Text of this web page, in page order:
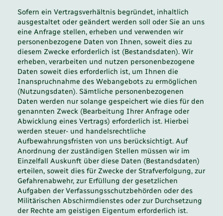
Sofern ein Vertragsverhältnis begründet, inhaltlich
ausgestaltet oder geändert werden soll oder Sie an uns
eine Anfrage stellen, erheben und verwenden wir
personenbezogene Daten von Ihnen, soweit dies zu
diesem Zwecke erforderlich ist (Bestandsdaten). Wir
erheben, verarbeiten und nutzen personenbezogene
Daten soweit dies erforderlich ist, um Ihnen die
Inanspruchnahme des Webangebots zu ermöglichen
(Nutzungsdaten). Sämtliche personenbezogenen
Daten werden nur solange gespeichert wie dies für den
genannten Zweck (Bearbeitung Ihrer Anfrage oder
Abwicklung eines Vertrags) erforderlich ist. Hierbei
werden steuer- und handelsrechtliche
Aufbewahrungsfristen von uns berücksichtigt. Auf
Anordnung der zuständigen Stellen müssen wir im
Einzelfall Auskunft über diese Daten (Bestandsdaten)
erteilen, soweit dies für Zwecke der Strafverfolgung, zur
Gefahrenabwehr, zur Erfüllung der gesetzlichen
Aufgaben der Verfassungsschutzbehörden oder des
Militärischen Abschirmdienstes oder zur Durchsetzung
der Rechte am geistigen Eigentum erforderlich ist.